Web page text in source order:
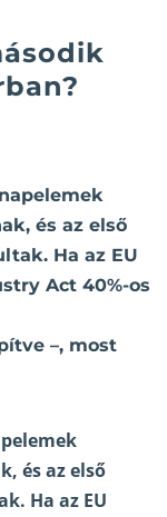
és az első
Ha az EU
Act 40%-os
–, most
és az első
Ha az EU